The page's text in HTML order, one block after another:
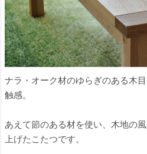
ナラ・オーク材のゆらぎのある木
触感。
あえて節のある材を使い、木地の
上げたこたつです。